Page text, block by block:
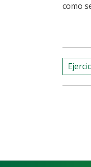
como